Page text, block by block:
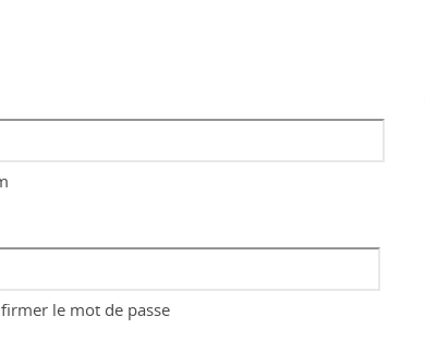
le mot de passe